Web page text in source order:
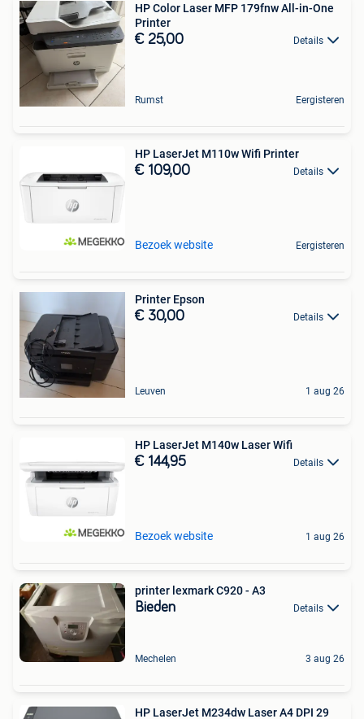
HP Color Laser MFP 179fnw All-in-One
Printer
€ 25,00 Details
Rumst Eergisteren
HP LaserJet M110w Wifi Printer
€ 109,00 Details
Bezoek website Eergisteren
Printer Epson
€ 30,00 Details
Leuven 1 aug 26
HP LaserJet M140w Laser Wifi
€ 144,95 Details
Bezoek website 1 aug 26
printer lexmark C920 - A3
Bieden Details
Mechelen 3 aug 26
HP LaserJet M234dw Laser A4 DPI 29